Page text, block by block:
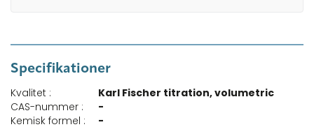
Specifikationer
Kvalitet :
Karl Fischer titration, volumetric
CAS-nummer :
-
Kemisk formel :
-